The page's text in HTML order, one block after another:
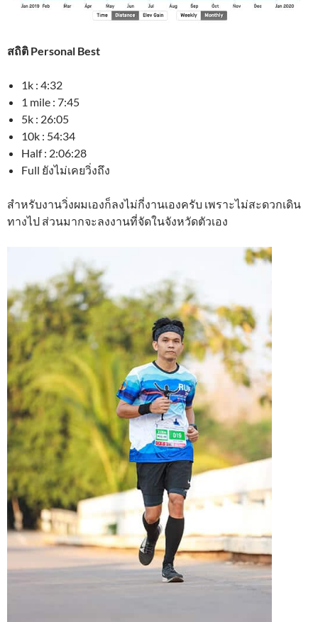
สถิติ Personal Best
1k : 4:32
1 mile : 7:45
5k : 26:05
10k : 54:34
Half : 2:06:28
Full ยังไม่เคยวิ่งถึง
สำหรับงานวิ่งผมเองก็ลงไม่กี่งานเองครับ เพราะไม่สะดวกเดิน
ทางไป ส่วนมากจะลงงานที่จัดในจังหวัดตัวเอง